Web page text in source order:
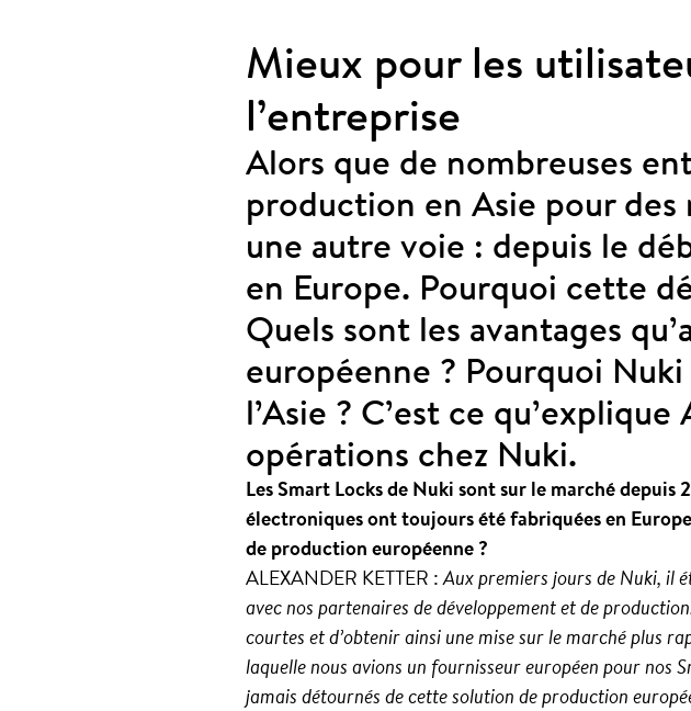
Mieux pour les
l’entreprise
Alors que de nombreuses
production en Asie pour des
une autre voie : depuis le
en Europe. Pourquoi cette
Quels sont les avantages
européenne ? Pourquoi
l’Asie ? C’est ce
opérations chez Nuki.
Les Smart Locks de Nuki sont sur le marché
électroniques ont toujours été fabriquées en
de production européenne ?
ALEXANDER KETTER :Aux premiers jours de Nuki, il
avec nos partenaires de développement et de
courtes et d’obtenir ainsi une mise sur le marché plus
laquelle nous avions un fournisseur européen pour nos
jamais détournés de cette solution de production